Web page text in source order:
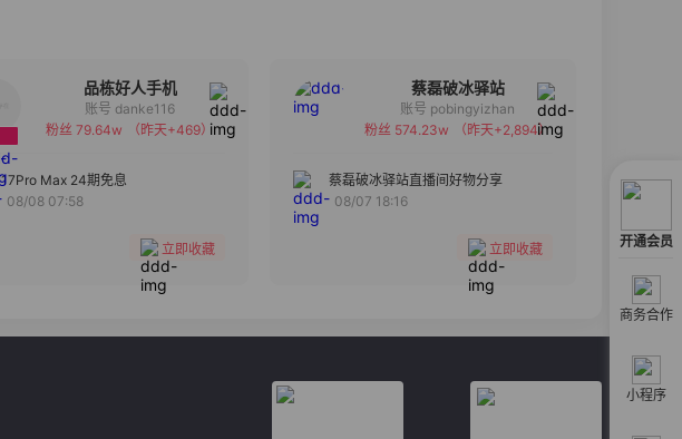
开通会员
商务合作
小程序
品栋好人手机
备注
分组
账号 danke116
粉丝 79.64w
（昨天+469）
17Pro Max 24期免息
08/08 07:58
立即收藏
蔡磊破冰驿站
备注
分组
账号 pobingyizhan
粉丝 574.23w
（昨天+2,894）
蔡磊破冰驿站直播间好物分享
08/07 18:16
立即收藏